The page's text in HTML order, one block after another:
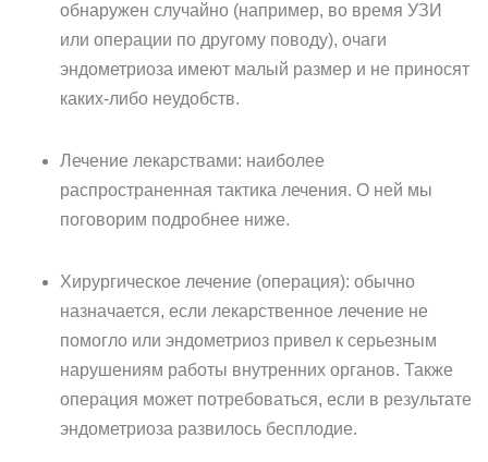
обнаружен случайно (например, во время УЗИ
или операции по другому поводу), очаги
эндометриоза имеют малый размер и не приносят
каких-либо неудобств.
Лечение лекарствами: наиболее
распространенная тактика лечения. О ней мы
поговорим подробнее ниже.
Хирургическое лечение (операция): обычно
назначается, если лекарственное лечение не
помогло или эндометриоз привел к серьезным
нарушениям работы внутренних органов. Также
операция может потребоваться, если в результате
эндометриоза развилось бесплодие.